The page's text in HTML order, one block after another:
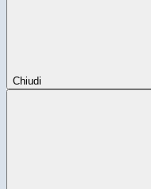
Chiudi